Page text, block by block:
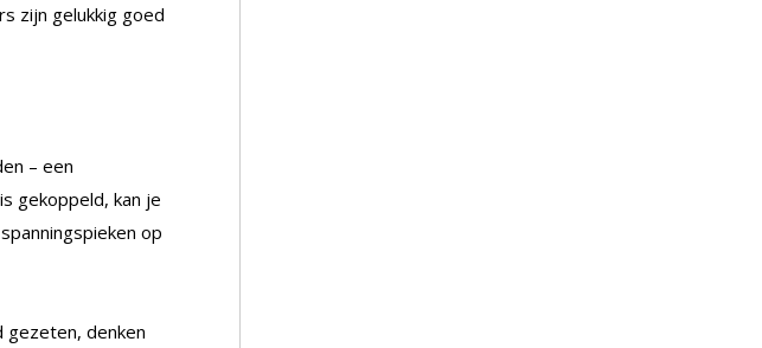
zijn gelukkig goed
– een
gekoppeld, kan je
op
denken